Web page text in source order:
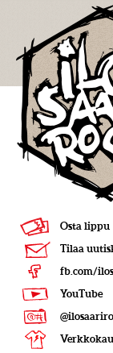
Osta lippu
Tilaa
fb.com/
YouTube